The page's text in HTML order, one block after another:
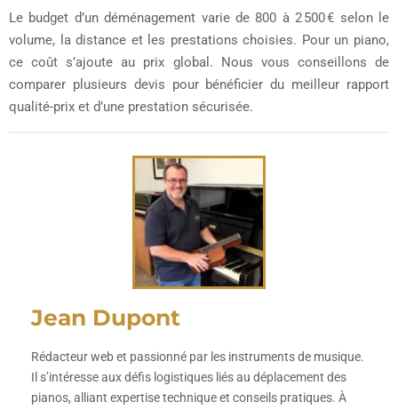
Le budget d’un déménagement varie de 800 à 2 500 € selon le
volume, la distance et les prestations choisies. Pour un piano,
ce coût s’ajoute au prix global. Nous vous conseillons de
comparer plusieurs devis pour bénéficier du meilleur rapport
qualité-prix et d’une prestation sécurisée.
Jean Dupont
Rédacteur web et passionné par les instruments de musique.
Il s’intéresse aux défis logistiques liés au déplacement des
pianos, alliant expertise technique et conseils pratiques. À